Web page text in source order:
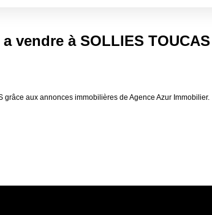
vendre à SOLLIES TOUCAS
aux annonces immobilières de Agence Azur Immobilier.